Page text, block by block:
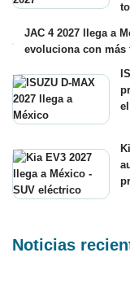
JAC 4 2027 llega a
evoluciona con
Noticias